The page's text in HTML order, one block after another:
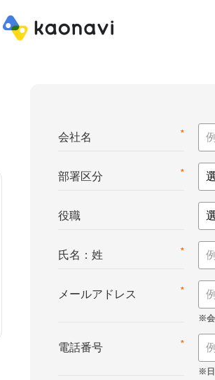
*
会社名
*
部署区分
役職
*
氏名：姓
*
メールアドレス
*
電話番号